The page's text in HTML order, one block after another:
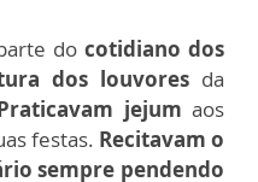
docotidiano dos
dos louvores da
jejum aos
festas. Recitavam o
sempre pendendo